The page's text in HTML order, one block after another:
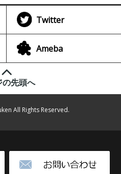
Twitter
Ameba
の先頭へ
All Rights Reserved.